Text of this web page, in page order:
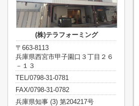
(株)テラフォーミング
〒663-8113
兵庫県西宮市甲子園口３丁目２６
－１３
TEL/0798-31-0781
FAX/0798-31-0782
兵庫県知事 (3) 第204217号